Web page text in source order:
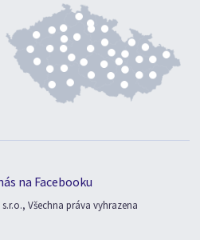
na Facebooku
Všechna práva vyhrazena